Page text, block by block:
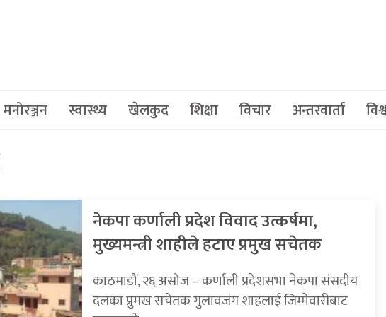
मनोरञ्जन स्वास्थ्य खेलकुद शिक्षा विचार अन्तरवार्ता
नेकपा कर्णाली प्रदेश विवाद उत्कर्षमा,
मुख्यमन्त्री शाहीले हटाए प्रमुख सचेतक
काठमाडौं, २६ असोज – कर्णाली प्रदेशसभा नेकपा संसदीय
दलका प्रुमख सचेतक गुलावजंग शाहलाई जिम्मेवारीबाट